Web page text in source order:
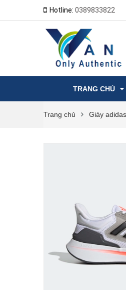
Hotline: 0389833822
TRANG CHỦ
Trang chủ Giày